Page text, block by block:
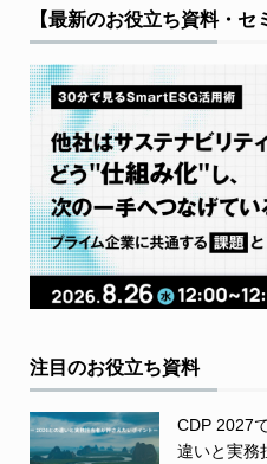
【最新のお役立ち資料・セ
注目のお役立ち資料
CDP 2027
違いと実務